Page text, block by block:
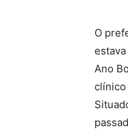
O
Ano
clínico